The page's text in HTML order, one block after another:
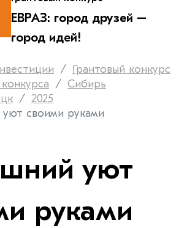
ЕВРАЗ: город друзей –
город идей!
Грантовый конкурс
Сибирь
2025
своими руками
уют
руками